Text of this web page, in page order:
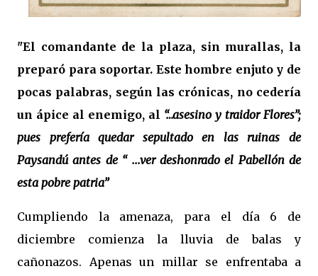
"El comandante de la plaza, sin murallas, la
preparó para soportar. Este hombre enjuto y de
pocas palabras, según las crónicas, no cedería
un ápice al enemigo, al “…asesino y traidor Flores”;
pues prefería quedar sepultado en las ruinas de
Paysandú antes de “ ...ver deshonrado el Pabellón de
esta pobre patria”
Cumpliendo la amenaza, para el día 6 de
diciembre comienza la lluvia de balas y
cañonazos. Apenas un millar se enfrentaba a